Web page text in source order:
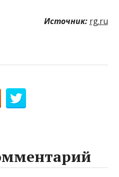
Источник: rg.ru